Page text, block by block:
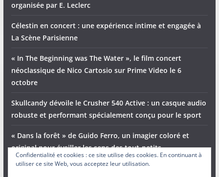
organisée par E. Leclerc
Célestin en concert : une expérience intime et engagée à
La Scène Parisienne
« In The Beginning was The Water », le film concert
néoclassique de Nico Cartosio sur Prime Video le 6
octobre
Skullcandy dévoile le Crusher 540 Active : un casque audio
robuste et performant spécialement conçu pour le sport
« Dans la forêt » de Guido Ferro, un imagier coloré et
original pour éveiller les sens des tout-petits
Confidentialité et cookies : ce site utilise des cookies. En continuant à
utiliser ce site Web, vous acceptez leur utilisation.